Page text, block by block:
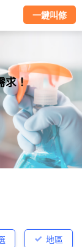
一鍵叫修
求！
地區